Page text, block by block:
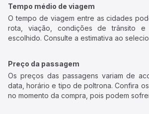
Tempo médio de viagem
O tempo de viagem entre as cidades
rota, viação, condições de trânsito
escolhido. Consulte a estimativa ao
Preço da passagem
Os preços das passagens variam de
data, horário e tipo de poltrona. Confira
no momento da compra, pois podem